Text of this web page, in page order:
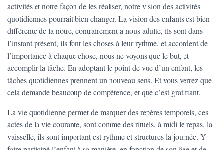
activités et notre façon de les réaliser, notre vision des activités
quotidiennes pourrait bien changer. La vision des enfants est bien
différente de la notre, contrairement a nous adulte, ils sont dans
l’instant présent, ils font les choses à leur rythme, et accordent de
l’importance à chaque chose, nous ne voyons que le but, et
accomplir la tâche. En adoptant le point de vue d’un enfant, les
tâches quotidiennes prennent un nouveau sens. Et vous verrez que
cela demande beaucoup de compétence, et que c’est gratifiant.
La vie quotidienne permet de marquer des repères temporels, ces
actes de la vie courante, sont comme des rituels, à midi le repas, la
vaisselle, ils sont important est rythme et structures la journée. Y